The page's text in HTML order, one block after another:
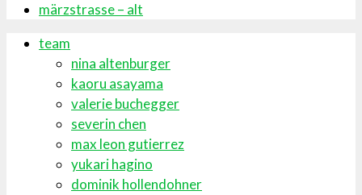
märzstrasse – alt
team
nina altenburger
kaoru asayama
valerie buchegger
severin chen
max leon gutierrez
yukari hagino
dominik hollendohner